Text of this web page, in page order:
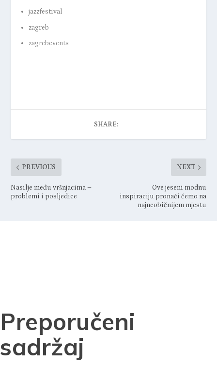
jazzfestival
zagreb
zagrebevents
SHARE:
PREVIOUS
Nasilje među vršnjacima –
problemi i posljedice
NEXT
Ove jeseni modnu
inspiraciju pronaći ćemo na
najneobičnijem mjestu
Preporučeni
sadržaj